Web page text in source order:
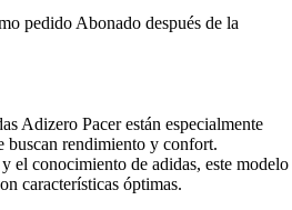
pedido Abonado después de la
Adizero Pacer están especialmente
buscan rendimiento y confort.
el conocimiento de adidas, este modelo
características óptimas.